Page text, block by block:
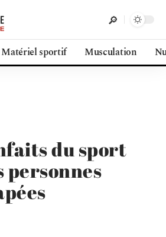
Matériel sportif Musculation
du sport
personnes